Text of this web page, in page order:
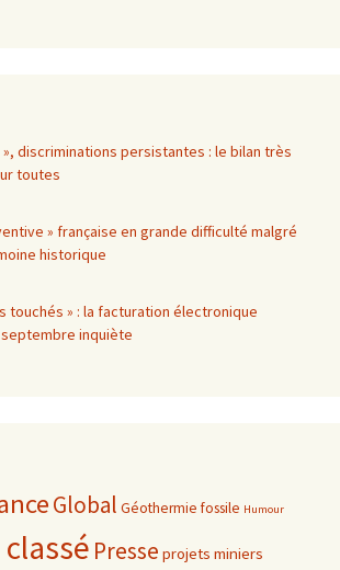
discriminations persistantes : le bilan très
toutes
» française en grande difficulté malgré
historique
touchés » : la facturation électronique
inquiète
Global Géothermie fossile Humour
Presse projets miniers